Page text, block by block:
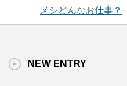
メシどんなお仕事？
NEW ENTRY